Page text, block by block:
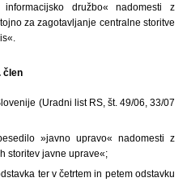
družbo« nadomesti z
za zagotavljanje centralne storitve
člen
(Uradni list RS, št. 49/06, 33/07
»javno upravo« nadomesti z
storitev javne uprave«;
ter v četrtem in petem odstavku